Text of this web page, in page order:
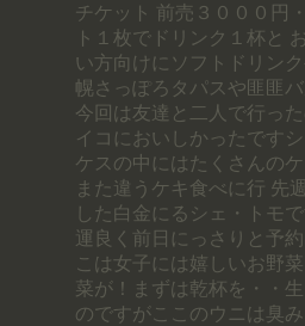
チケット 前売３０００円
ト１枚でドリンク１杯と
い方向けにソフトドリン
幌さっぽろタパスや匪匪
今回は友達と二人で行っ
イコにおいしかったです
ケスの中にはたくさんの
また違うケキ食べに行 先
した白金にるシェ・トモ
運良く前日にっさりと予
こは女子には嬉しいお野
菜が！まずは乾杯を・・
のですがここのウニは臭み